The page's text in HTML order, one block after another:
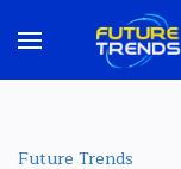
Future Trends